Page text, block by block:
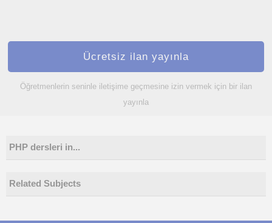
Ücretsiz ilan yayınla
Öğretmenlerin seninle iletişime geçmesine izin vermek için bir ilan
yayınla
PHP dersleri in...
Related Subjects